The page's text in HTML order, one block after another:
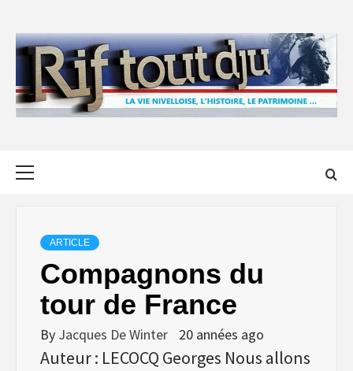
content
ARTICLE
Compagnons du
tour de France
By Jacques De Winter 20 années ago
Auteur : LECOCQ Georges Nous allons